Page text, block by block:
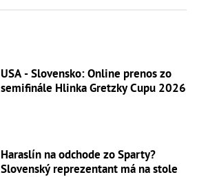
USA - Slovensko: Online prenos zo
semifinále Hlinka Gretzky Cupu 2026
Haraslín na odchode zo Sparty?
Slovenský reprezentant má na stole